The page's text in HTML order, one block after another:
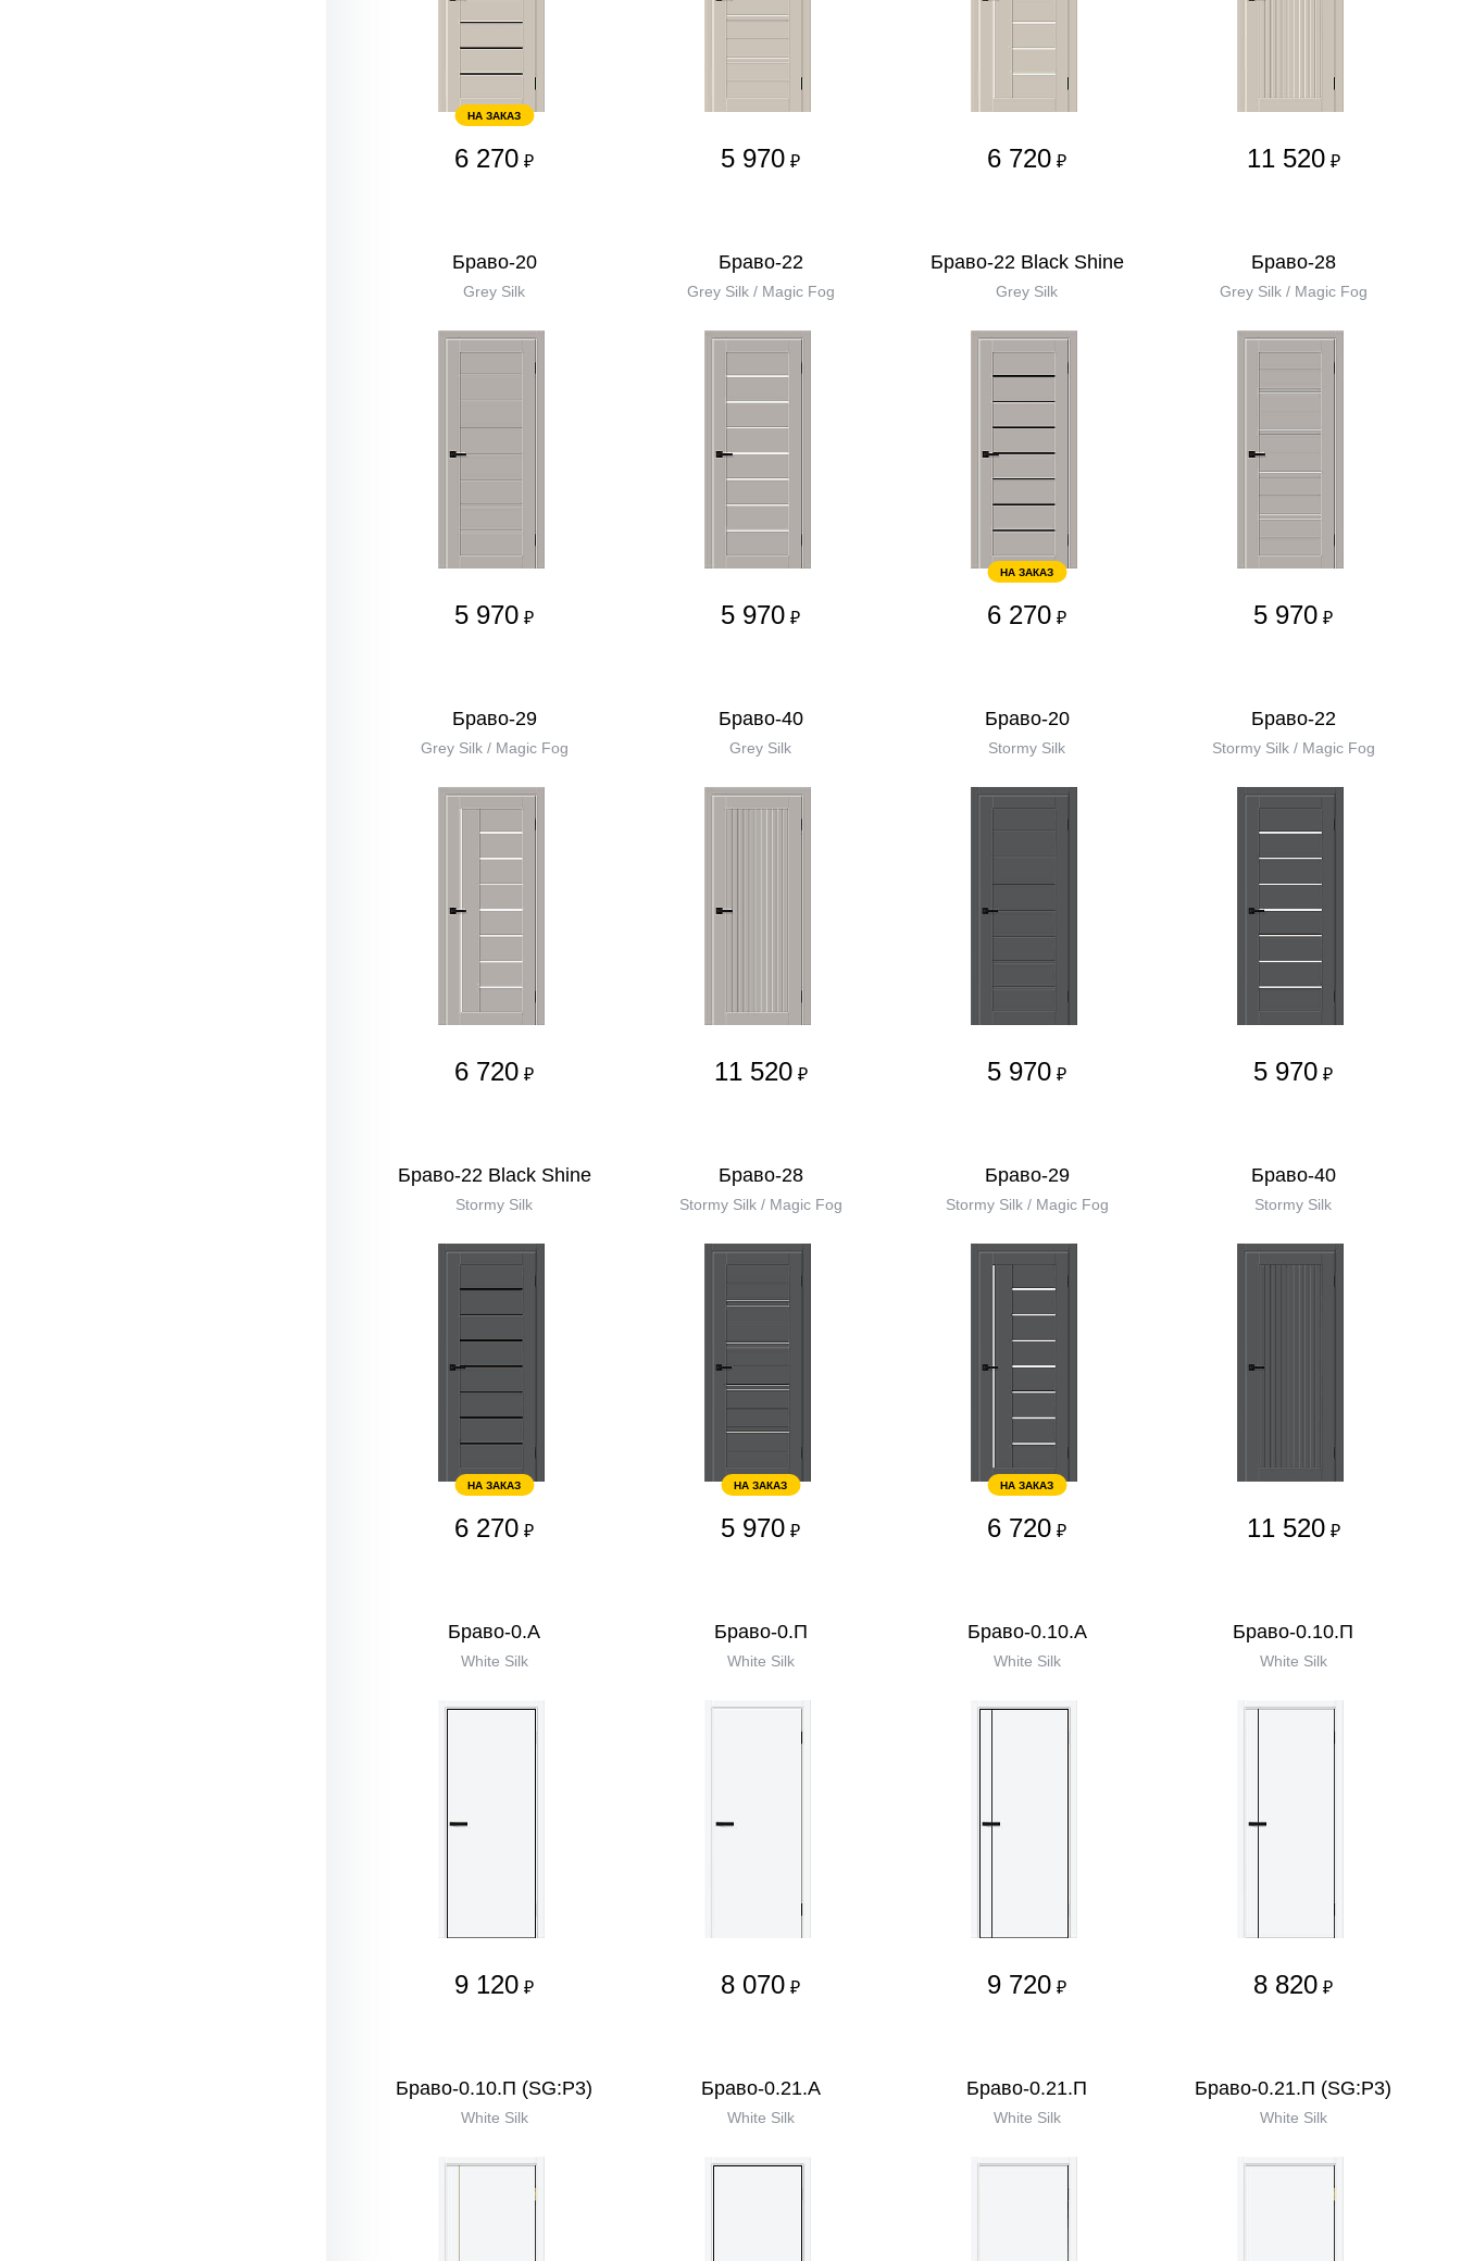
НА ЗАКАЗ
6 270 ₽ 5 970 ₽ 6 720 ₽ 11 520 ₽
Браво-20
Grey Silk
5 970 ₽
Браво-22
Grey Silk / Magic Fog
5 970 ₽
Браво-22 Black Shine
Grey Silk
НА ЗАКАЗ
6 270 ₽
Браво-28
Grey Silk / Magic Fog
5 970 ₽
Браво-29
Grey Silk / Magic Fog
6 720 ₽
Браво-40
Grey Silk
11 520 ₽
Браво-20
Stormy Silk
5 970 ₽
Браво-22
Stormy Silk / Magic Fog
5 970 ₽
Браво-22 Black Shine
Stormy Silk
НА ЗАКАЗ
6 270 ₽
Браво-28
Stormy Silk / Magic Fog
НА ЗАКАЗ
5 970 ₽
Браво-29
Stormy Silk / Magic Fog
НА ЗАКАЗ
6 720 ₽
Браво-40
Stormy Silk
11 520 ₽
Браво-0.А
White Silk
9 120 ₽
Браво-0.П
White Silk
8 070 ₽
Браво-0.10.А
White Silk
9 720 ₽
Браво-0.10.П
White Silk
8 820 ₽
Браво-0.10.П (SG:P3)
White Silk
Браво-0.21.А
White Silk
Браво-0.21.П
White Silk
Браво-0.21.П (SG:P3)
White Silk